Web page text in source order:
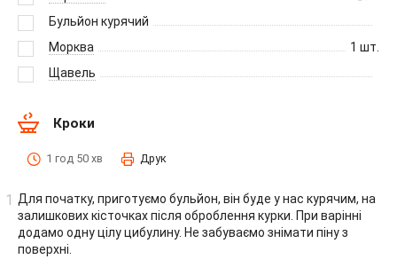
Бульйон курячий
Морква
1 шт.
Щавель
Кроки
1 год 50 хв Друк
Для початку, приготуємо бульйон, він буде у нас курячим, на
залишкових кісточках після оброблення курки. При варінні
додамо одну цілу цибулину. Не забуваємо знімати піну з
поверхні.